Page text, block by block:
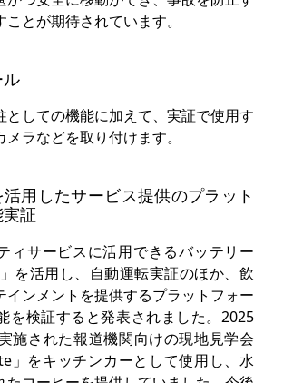
とが期待されています。
としての機能に加えて、実証で使用す
ラなどを取り付けます。
用したサービス提供のプラット
証
ィサービスに活用できるバッテリー
を活用し、自動運転実証のほか、飲
インメントを提供するプラットフォー
を検証すると発表されました。2025
施された報道機関向けの現地見学会
」をキッチンカーとして使用し、水